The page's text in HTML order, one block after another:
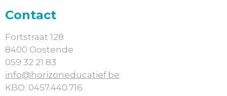
Contact
Fortstraat 128
8400 Oostende
059 32 21 83
info@horizoneducatief.be
KBO: 0457.440.716